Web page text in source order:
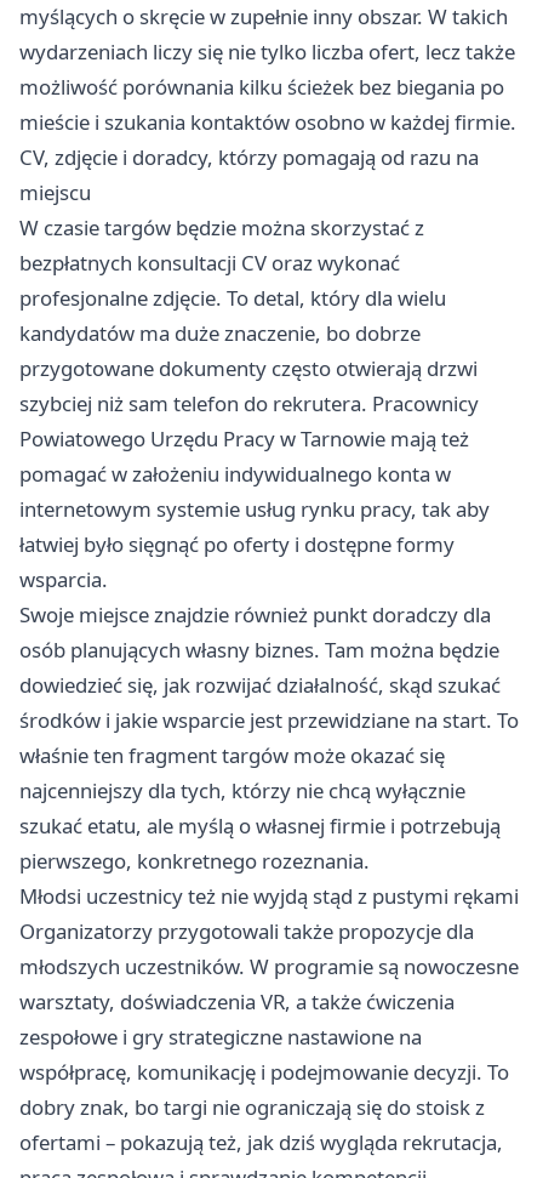
myślących o skręcie w zupełnie inny obszar. W takich
wydarzeniach liczy się nie tylko liczba ofert, lecz także
możliwość porównania kilku ścieżek bez biegania po
mieście i szukania kontaktów osobno w każdej firmie.
CV, zdjęcie i doradcy, którzy pomagają od razu na
miejscu
W czasie targów będzie można skorzystać z
bezpłatnych konsultacji CV oraz wykonać
profesjonalne zdjęcie. To detal, który dla wielu
kandydatów ma duże znaczenie, bo dobrze
przygotowane dokumenty często otwierają drzwi
szybciej niż sam telefon do rekrutera. Pracownicy
Powiatowego Urzędu Pracy w Tarnowie mają też
pomagać w założeniu indywidualnego konta w
internetowym systemie usług rynku pracy, tak aby
łatwiej było sięgnąć po oferty i dostępne formy
wsparcia.
Swoje miejsce znajdzie również punkt doradczy dla
osób planujących własny biznes. Tam można będzie
dowiedzieć się, jak rozwijać działalność, skąd szukać
środków i jakie wsparcie jest przewidziane na start. To
właśnie ten fragment targów może okazać się
najcenniejszy dla tych, którzy nie chcą wyłącznie
szukać etatu, ale myślą o własnej firmie i potrzebują
pierwszego, konkretnego rozeznania.
Młodsi uczestnicy też nie wyjdą stąd z pustymi rękami
Organizatorzy przygotowali także propozycje dla
młodszych uczestników. W programie są nowoczesne
warsztaty, doświadczenia VR, a także ćwiczenia
zespołowe i gry strategiczne nastawione na
współpracę, komunikację i podejmowanie decyzji. To
dobry znak, bo targi nie ograniczają się do stoisk z
ofertami – pokazują też, jak dziś wygląda rekrutacja,